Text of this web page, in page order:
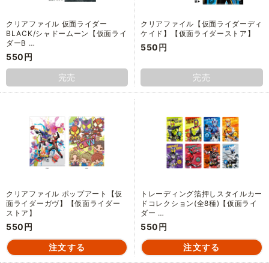
クリアファイル 仮面ライダー
BLACK/シャドームーン【仮面ライ
ダーB …
550円
完売
クリアファイル【仮面ライダーディ
ケイド】【仮面ライダーストア】
550円
完売
クリアファイル ポップアート【仮
面ライダーガヴ】【仮面ライダー
ストア】
550円
トレーディング箔押しスタイルカー
ドコレクション(全8種)【仮面ライ
ダー …
550円